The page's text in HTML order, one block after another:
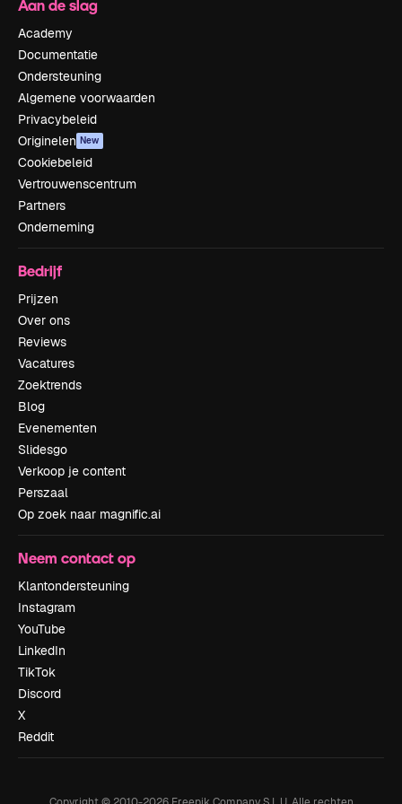
Aan de slag
Academy
Documentatie
Ondersteuning
Algemene voorwaarden
Privacybeleid
Originelen New
Cookiebeleid
Vertrouwenscentrum
Partners
Onderneming
Bedrijf
Prijzen
Over ons
Reviews
Vacatures
Zoektrends
Blog
Evenementen
Slidesgo
Verkoop je content
Perszaal
Op zoek naar magnific.ai
Neem contact op
Klantondersteuning
Instagram
YouTube
LinkedIn
TikTok
Discord
X
Reddit